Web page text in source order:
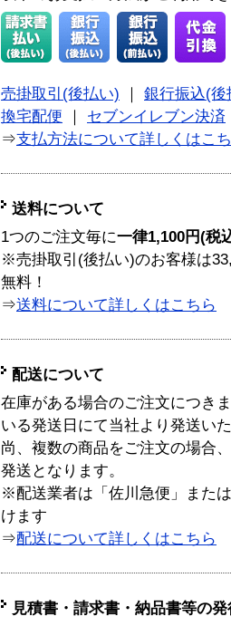
売掛取引(後払い) ｜ 銀行振込(後
換宅配便 ｜ セブンイレブン決済
⇒支払方法について詳しくはこ
送料について
1つのご注文毎に一律1,100円(税
※売掛取引(後払い)のお客様は
無料！
⇒送料について詳しくはこちら
配送について
在庫がある場合のご注文につき
いる発送日にて当社より発送い
尚、複数の商品をご注文の場合
発送となります。
※配送業者は「佐川急便」また
けます
⇒配送について詳しくはこちら
見積書・請求書・納品書等の